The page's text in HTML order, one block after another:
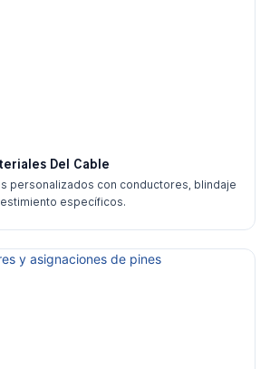
Del Cable
personalizados con conductores, blindaje
específicos.